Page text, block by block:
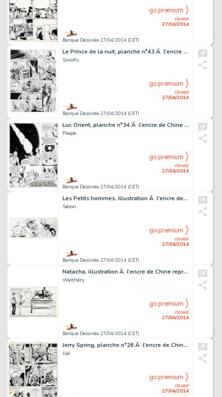
Banque Dessinée 27/04/2014 (CET)
closed
27/04/2014
go premium
Le Prince de la nuit, planche n°43 Ã l'encre de …
Swolfs
Banque Dessinée 27/04/2014 (CET)
closed
27/04/2014
go premium
Luc Orient, planche n°34 Ã l'encre de Chine sur …
Paape
Banque Dessinée 27/04/2014 (CET)
closed
27/04/2014
go premium
Les Petits hommes, illustration Ã l'encre de Chin…
Séron
Banque Dessinée 27/04/2014 (CET)
closed
27/04/2014
go premium
Natacha, illustration Ã l'encre de Chine représe…
Walthéry
Banque Dessinée 27/04/2014 (CET)
closed
27/04/2014
go premium
Jerry Spring, planche n°26 Ã l'encre de Chine de…
Jijé
closed
27/04/2014
go premium